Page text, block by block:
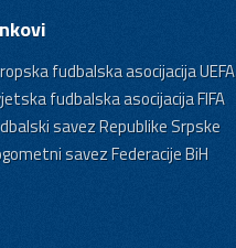
fudbalska asocijacija UEFA
fudbalska asocijacija FIFA
savez Republike Srpske
savez Federacije BiH